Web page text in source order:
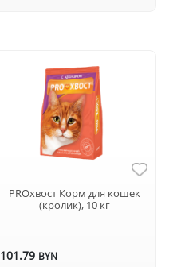
PROхвост Корм для кошек
(кролик), 10 кг
101.79 BYN